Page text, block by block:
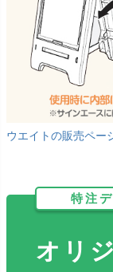
ウエイトの販売ペー
特注
オリ